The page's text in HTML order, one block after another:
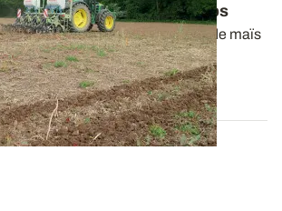
des passages de printemps
strip-till avant le semis de maïs
de...